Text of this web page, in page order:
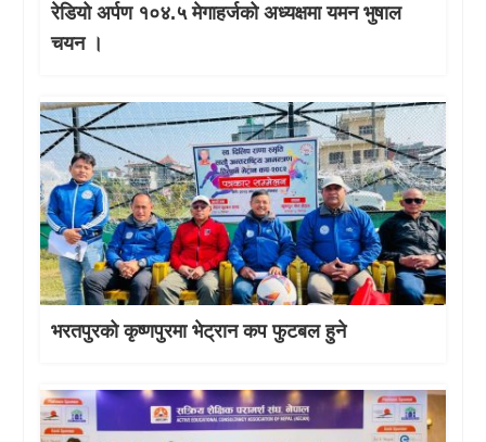
रेडियो अर्पण १०४.५ मेगाहर्जको अध्यक्षमा यमन भुषाल
चयन ।
भरतपुरको कृष्णपुरमा भेट्रान कप फुटबल हुने